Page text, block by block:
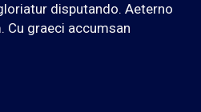
disputando. Aeterno
Cu graeci accumsan